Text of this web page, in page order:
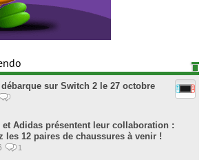
débarque sur Switch 2 le 27 octobre
et Adidas présentent leur collaboration :
les 12 paires de chaussures à venir !
1